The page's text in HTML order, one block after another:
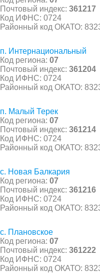
Почтовый индекс: 361217
Код ИФНС: 0724
Районный код ОКАТО:
п. Интернациональный
Код региона: 07
Почтовый индекс: 361204
Код ИФНС: 0724
Районный код ОКАТО:
п. Малый Терек
Код региона: 07
Почтовый индекс: 361214
Код ИФНС: 0724
Районный код ОКАТО:
с. Новая Балкария
Код региона: 07
Почтовый индекс: 361216
Код ИФНС: 0724
Районный код ОКАТО:
с. Плановское
Код региона: 07
Почтовый индекс: 361222
Код ИФНС: 0724
Районный код ОКАТО: